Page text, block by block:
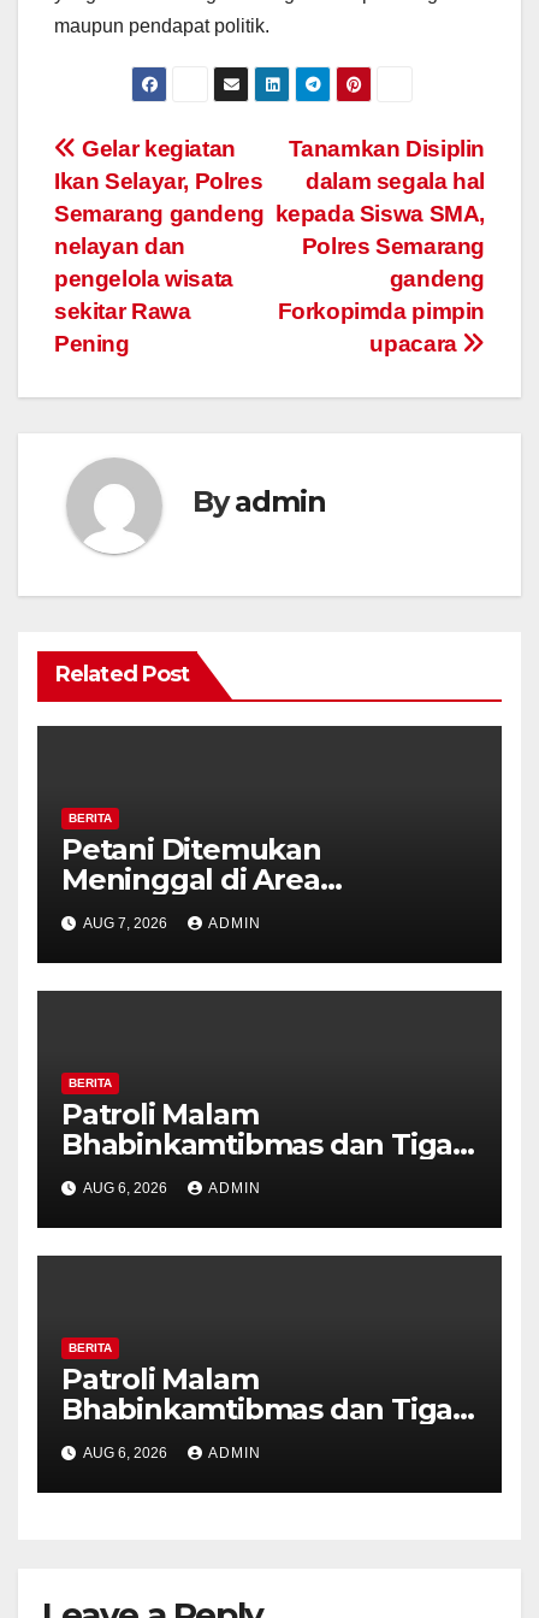
maupun pendapat politik.
Post
navigation
Tanamkan Disiplin
dalam segala hal
kepada Siswa SMA,
Polres Semarang
gandeng
Forkopimda pimpin
upacara
Gelar kegiatan
Ikan Selayar, Polres
Semarang gandeng
nelayan dan
pengelola wisata
sekitar Rawa
Pening
Byadmin
Related Post
BERITA
Petani Ditemukan
Meninggal di Area
Persawahan Kalibeji, Polisi
Pastikan Tidak Ada Tanda
Kekerasan
AUG 7, 2026 ADMIN
BERITA
Patroli Malam
Bhabinkamtibmas dan Tiga
Pilar Kelurahan Ungaran
Perkuat Kamtibmas, Warga
Diajak Aktifkan Ronda
AUG 6, 2026 ADMIN
BERITA
Patroli Malam
Bhabinkamtibmas dan Tiga
Pilar Kelurahan Ungaran
Perkuat Kamtibmas, Warga
Diajak Aktifkan Ronda
AUG 6, 2026 ADMIN